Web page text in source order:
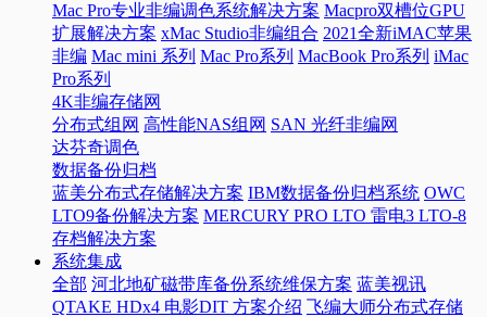
Mac Pro专业非编调色系统解决方案 Macpro双槽位GPU
扩展解决方案 xMac Studio非编组合 2021全新iMAC苹果
非编 Mac mini 系列 Mac Pro系列 MacBook Pro系列 iMac
Pro系列
4K非编存储网
分布式组网 高性能NAS组网 SAN 光纤非编网
达芬奇调色
数据备份归档
蓝美分布式存储解决方案 IBM数据备份归档系统 OWC
LTO9备份解决方案 MERCURY PRO LTO 雷电3 LTO-8
存档解决方案
系统集成
全部 河北地矿磁带库备份系统维保方案 蓝美视讯
QTAKE HDx4 电影DIT 方案介绍 飞编大师分布式存储